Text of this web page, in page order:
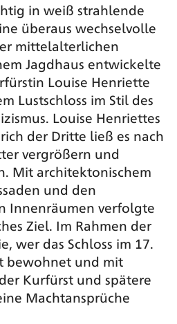
in weiß strahlende
überaus wechselvolle
mittelalterlichen
Jagdhaus entwickelte
Louise Henriette
Lustschloss im Stil des
Louise Henriettes
der Dritte ließ es nach
vergrößern und
Mit architektonischem
und den
Innenräumen verfolgte
Ziel. Im Rahmen der
wer das Schloss im 17.
bewohnet und mit
Kurfürst und spätere
Machtansprüche